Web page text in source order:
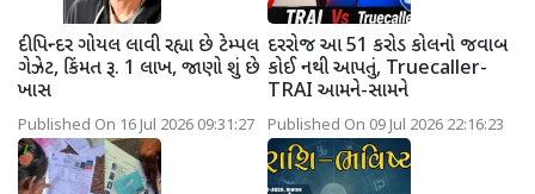
દીપિન્દર ગોયલ લાવી રહ્યા છે ટેમ્પલ
ગેઝેટ, કિંમત રૂ. 1 લાખ, જાણો શું છે
ખાસ
Published On 16 Jul 2026 09:31:27
દરરોજ આ 51 કરોડ કોલનો જવાબ
કોઈ નથી આપતું, Truecaller-
TRAI આમને-સામને
Published On 09 Jul 2026 22:16:23